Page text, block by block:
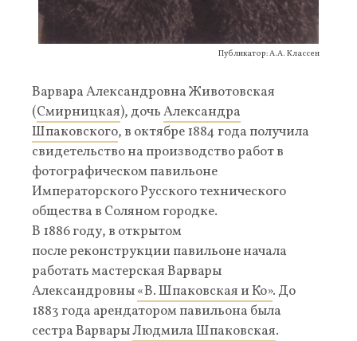
Публикатор: А.А. Классен
Варвара Александровна Животовская
(Смирницкая), дочьАлександра
Шпаковского, в октябре 1884 года получила
свидетельство на производство работ в
фотографическом павильоне
Императорского Русского технического
общества в Соляном городке.
В 1886 году, в открытом
послереконструкции павильоне начала
работать мастерская Варвары
Александровны«В. Шпаковская и Ко». До
1883 года арендатором павильона была
сестра ВарварыЛюдмила Шпаковская.